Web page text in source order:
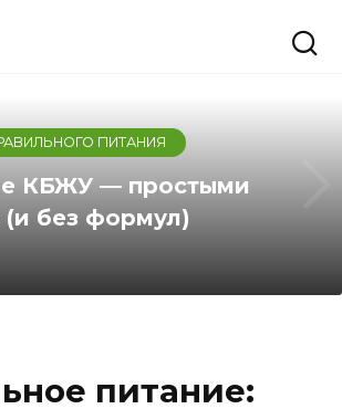
ПИТАНИЯ
КБЖУ — простыми
(и без формул)
питание: